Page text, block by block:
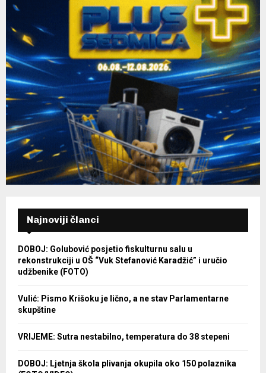
Najnoviji članci
DOBOJ: Golubović posjetio fiskulturnu salu u
rekonstrukciji u OŠ “Vuk Stefanović Karadžić” i uručio
udžbenike (FOTO)
Vulić: Pismo Krišoku je lično, a ne stav Parlamentarne
skupštine
VRIJEME: Sutra nestabilno, temperatura do 38 stepeni
DOBOJ: Ljetnja škola plivanja okupila oko 150 polaznika